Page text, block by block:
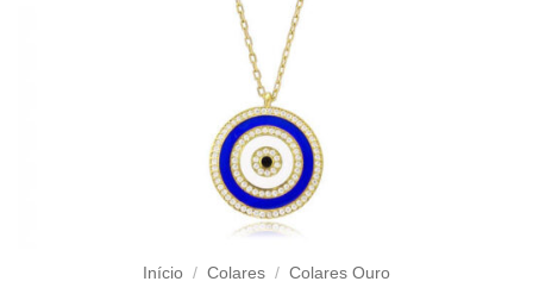
Início / Colares / Colares Ouro